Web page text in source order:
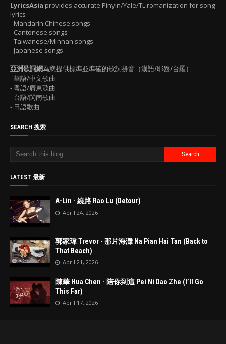
LyricsAsia provides accurate Pinyin/Yale/TL romanization for song
lyrics
- Mandarin Chinese songs
- Cantonese songs
- Taiwanese/Minnan songs
- Japanese songs
亞洲歌詞網為您提供標準並準確的歌詞拼音（漢語/耶魯/台羅）
- 華語/中文歌曲
- 粵語/廣東歌曲
- 台語/閩南歌曲
- 日語歌曲
SEARCH 搜索
LATEST 最新
A-Lin - 繞路 Rao Lu (Detour)
April 24, 2026
郭家瑋 Trevor - 那片海灘 Na Pian Hai Tan (Back to
That Beach)
April 21, 2026
陳華 Hua Chen - 陪你到這 Pei Ni Dao Zhe (I’ll Go
This Far)
April 17, 2026